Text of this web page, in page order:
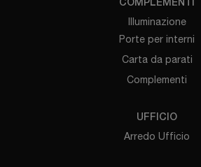
COMPLEMENTI
Illuminazione
Porte per interni
Carta da parati
Complementi
UFFICIO
Arredo Ufficio